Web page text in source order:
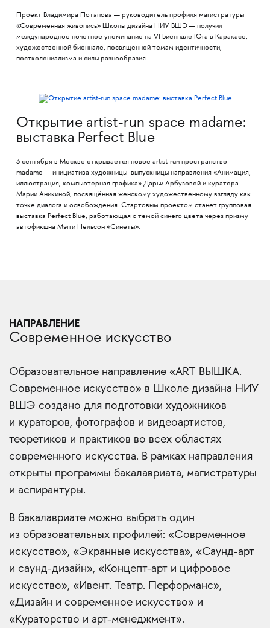
Проект Владимира Потапова — руководитель профиля магистратуры
«Современная живопись» Школы дизайна НИУ ВШЭ — получил
международное почётное упоминание на VI Биеннале Юга в Каракасе,
художественной биеннале, посвящённой темам идентичности,
постколониализма и силы разнообразия.
Открытие artist-run space madame:
выставка Perfect Blue
3 сентября в Москве открывается новое artist-run пространство
madame — инициатива художницы выпускницы направления «Анимация,
иллюстрация, компьютерная графика» Дарьи Арбузовой и куратора
Марии Аникиной, посвящённая женскому художественному взгляду как
точке диалога и освобождения. Стартовым проектом станет групповая
выставка Perfect Blue, работающая с темой синего цвета через призму
автофикшна Мэгги Нельсон «Синеты».
НАПРАВЛЕНИЕ
Современное искусство
Образовательное направление «ART ВЫШКА.
Современное искусство» в Школе дизайна НИУ
ВШЭ создано для подготовки художников
и кураторов, фотографов и видеоартистов,
теоретиков и практиков во всех областях
современного искусства. В рамках направления
открыты программы бакалавриата, магистратуры
и аспирантуры.
В бакалавриате можно выбрать один
из образовательных профилей: «Современное
искусство», «Экранные искусства», «Саунд-арт
и саунд-дизайн», «Концепт-арт и цифровое
искусство», «Ивент. Театр. Перформанс»,
«Дизайн и современное искусство» и
«Кураторство и арт-менеджмент».